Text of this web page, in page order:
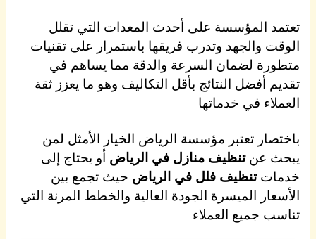
تعتمد المؤسسة على أحدث المعدات التي تقلل
الوقت والجهد وتدرب فريقها باستمرار على تقنيات
متطورة لضمان السرعة والدقة مما يساهم في
تقديم أفضل النتائج بأقل التكاليف وهو ما يعزز ثقة
العملاء في خدماتها
باختصار تعتبر مؤسسة الرياض الخيار الأمثل لمن
يبحث عنتنظيف منازل في الرياض أو يحتاج إلى
خدمات تنظيف فلل في الرياض حيث تجمع بين
الأسعار الميسرة الجودة العالية والخطط المرنة التي
تناسب جميع العملاء